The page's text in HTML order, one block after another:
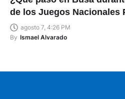
agosto 7, 4:26 PM
By Ismael Alvarado